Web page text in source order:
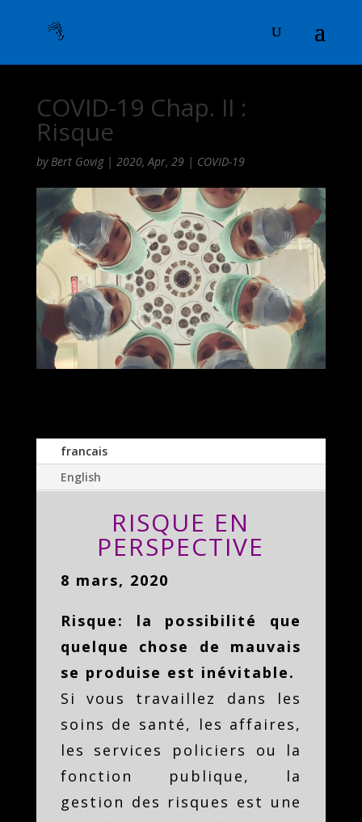
COVID-19 Chap. II :
Risque
byBert Govig| 2020, Apr, 29| COVID-19
francais
English
RISQUE EN
PERSPECTIVE
8 mars, 2020
Risque: la possibilité que
quelque chose de mauvais
se produise est inévitable.
Si vous travaillez dans les
soins de santé, les affaires,
les services policiers ou la
fonction publique, la
gestion des risques est une